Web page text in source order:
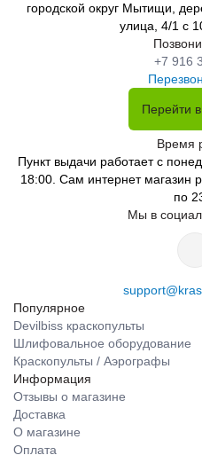
городской округ Мытищи,
улица, 4/1 с
+7 916
Перейти
Время
Пункт выдачи работает с
18:00. Сам интернет магазин
по
Мы в
Популярное
Devilbiss краскопульты
Шлифовальное оборудование
Краскопульты / Аэрографы
Информация
Отзывы о магазине
Доставка
О магазине
Оплата